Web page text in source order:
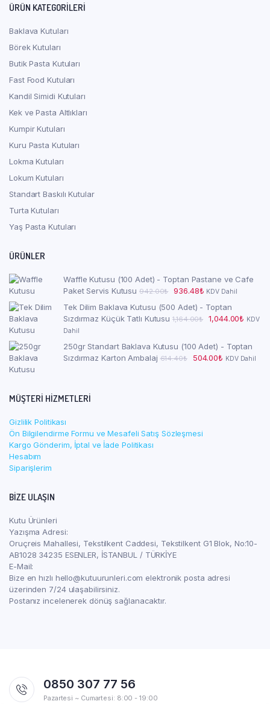
ÜRÜN KATEGORILERI
Baklava Kutuları
Börek Kutuları
Butik Pasta Kutuları
Fast Food Kutuları
Kandil Simidi Kutuları
Kek ve Pasta Altlıkları
Kumpir Kutuları
Kuru Pasta Kutuları
Lokma Kutuları
Lokum Kutuları
Standart Baskılı Kutular
Turta Kutuları
Yaş Pasta Kutuları
ÜRÜNLER
Waffle Kutusu (100 Adet) - Toptan Pastane ve Cafe
Paket Servis Kutusu 942.00₺
Orijinal
942.00₺.
936.48₺Şu
fiyat:
936.48₺.
KDV Dahil
Tek Dilim Baklava Kutusu (500 Adet) - Toptan
Sızdırmaz Küçük Tatlı Kutusu 1,164.00₺
Orijinal
1,044.00₺ Şu
KDV
Dahil
250gr Standart Baklava Kutusu (100 Adet) - Toptan
Sızdırmaz Karton Ambalaj 614.40₺
Orijinal
504.00₺ Şu
KDV Dahil
MÜŞTERI HIZMETLERI
Gizlilik Politikası
Ön Bilgilendirme Formu ve Mesafeli Satış Sözleşmesi
Kargo Gönderim, İptal ve İade Politikası
Hesabım
Siparişlerim
BIZE ULAŞIN
Kutu Ürünleri
Yazışma Adresi:
Oruçreis Mahallesi, Tekstilkent Caddesi, Tekstilkent G1 Blok, No:10-
AB1028 34235 ESENLER, İSTANBUL / TÜRKİYE
E-Mail:
Bize en hızlı hello@kutuurunleri.com elektronik posta adresi
üzerinden 7/24 ulaşabilirsiniz.
Postanız incelenerek dönüş sağlanacaktır.
0850 307 77 56
Pazartesi ~ Cumartesi: 8:00 - 19:00